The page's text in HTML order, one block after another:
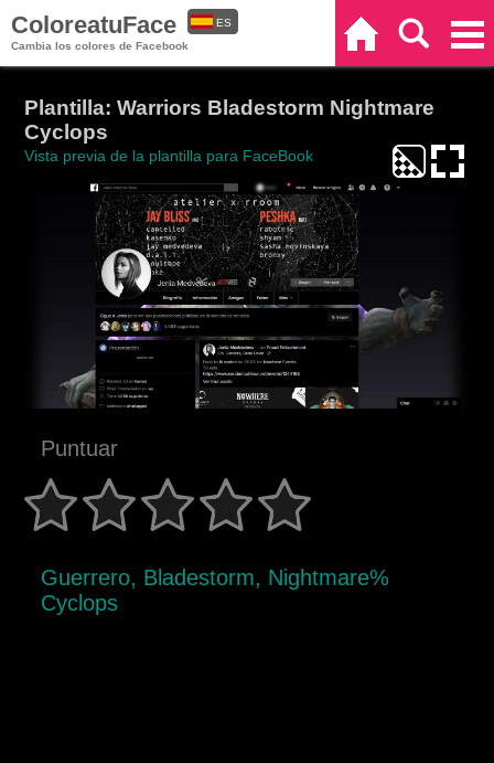
ColoreatuFace
Cambia los colores de Facebook
ES
Plantilla: Warriors Bladestorm Nightmare
Cyclops
Vista previa de la plantilla para FaceBook
Puntuar
Guerrero, Bladestorm, Nightmare%
Cyclops